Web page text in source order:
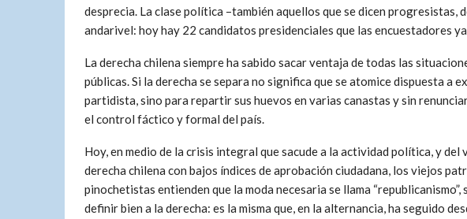
desprecia. La clase política –también aquellos que se dicen progresistas,
andarivel: hoy hay 22 candidatos presidenciales que las encuestadores
La derecha chilena siempre ha sabido sacar ventaja de todas las
públicas. Si la derecha se separa no significa que se atomice dispuesta a
partidista, sino para repartir sus huevos en varias canastas y sin
el control fáctico y formal del país.
Hoy, en medio de la crisis integral que sacude a la actividad política, y
derecha chilena con bajos índices de aprobación ciudadana, los viejos
pinochetistas entienden que la moda necesaria se llama
definir bien a la derecha: es la misma que, en la alternancia, ha seguido